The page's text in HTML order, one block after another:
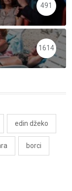
491
1614
edin džeko
borci